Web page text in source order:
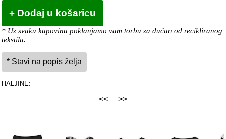
* Uz svaku kupovinu poklanjamo vam torbu za dućan od recikliranog
tekstila.
HALJINE:
<< >>